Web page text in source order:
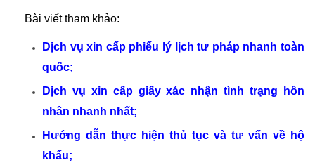
Bài viết tham khảo:
Dịch vụ xin cấp phiếu lý lịch tư pháp nhanh toàn
quốc;
Dịch vụ xin cấp giấy xác nhận tình trạng hôn
nhân nhanh nhất;
Hướng dẫn thực hiện thủ tục và tư vấn về hộ
khẩu;